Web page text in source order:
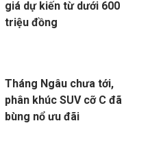
giá dự kiến từ dưới 600
triệu đồng
Tháng Ngâu chưa tới,
phân khúc SUV cỡ C đã
bùng nổ ưu đãi